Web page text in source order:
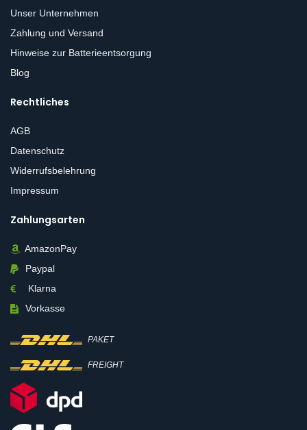
Unser Unternehmen
Zahlung und Versand
Hinweise zur Batterieentsorgung
Blog
Rechtliches
AGB
Datenschutz
Widerrufsbelehrung
Impressum
Zahlungsarten
AmazonPay
Paypal
Klarna
Vorkasse
PAKET
FREIGHT